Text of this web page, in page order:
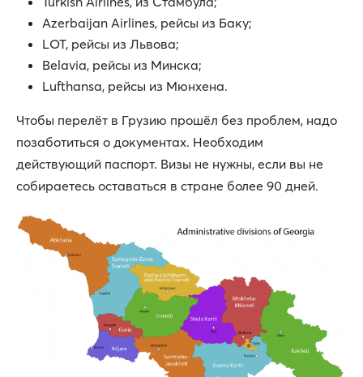
Azerbaijan Airlines, рейсы из Баку;
LOT, рейсы из Львова;
Belavia, рейсы из Минска;
Lufthansa, рейсы из Мюнхена.
Чтобы перелёт в Грузию прошёл без проблем, надо
позаботиться о документах. Необходим
действующий паспорт. Визы не нужны, если вы не
собираетесь оставаться в стране более 90 дней.